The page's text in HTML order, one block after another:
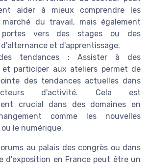
aider à mieux comprendre les
du travail, mais également
vers des stages ou des
et d'apprentissage.
tendances : Assister à des
et participer aux ateliers permet de
des tendances actuelles dans
d'activité. Cela est
crucial dans des domaines en
comme les nouvelles
le numérique.
au palais des congrès ou dans
d'exposition en France peut être un